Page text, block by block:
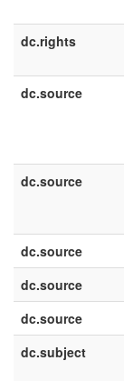
dc.rights
dc.source
dc.source
dc.source
dc.source
dc.source
dc.subject